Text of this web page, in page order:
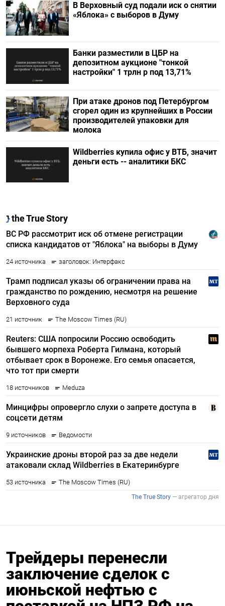
В Верховный суд подали иск о снятии
«Яблока» с выборов в Думу
Банки разместили в ЦБР на
депозитном аукционе "тонкой
настройки" 1 трлн р под 13,71%
При атаке дронов под Петербургом
сгорел один из крупнейших в России
производителей упаковки для
молока
Wildberries купила офис у ВТБ, значит
деньги есть -- аналитики БКС
Трейдеры перенесли
заключение сделок с
июньской нефтью с